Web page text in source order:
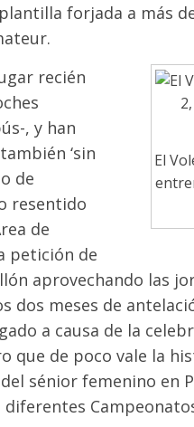
forjada a más
El
recién
, y han
‘sin
de
resentido
de
petición de
aprovechando las
dos meses de
a causa de la
que de poco vale la
sénior femenino en